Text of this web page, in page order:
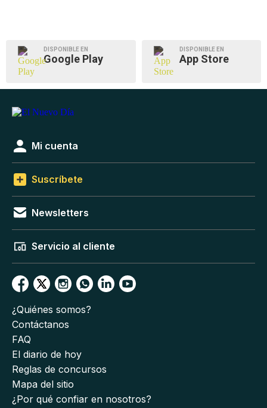
DISPONIBLE EN
Google Play
DISPONIBLE EN
App Store
Mi cuenta
Suscríbete
Newsletters
Servicio al cliente
¿Quiénes somos?
Contáctanos
FAQ
El diario de hoy
Reglas de concursos
Mapa del sitio
¿Por qué confiar en nosotros?